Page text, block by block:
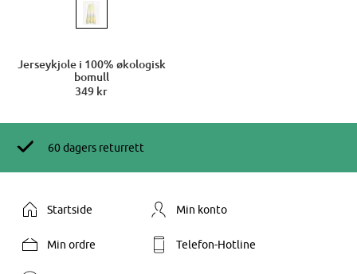
Jerseykjole i 100% økologisk
bomull
349 kr
60 dagers returrett
Startside Min konto
Min ordre Telefon-Hotline